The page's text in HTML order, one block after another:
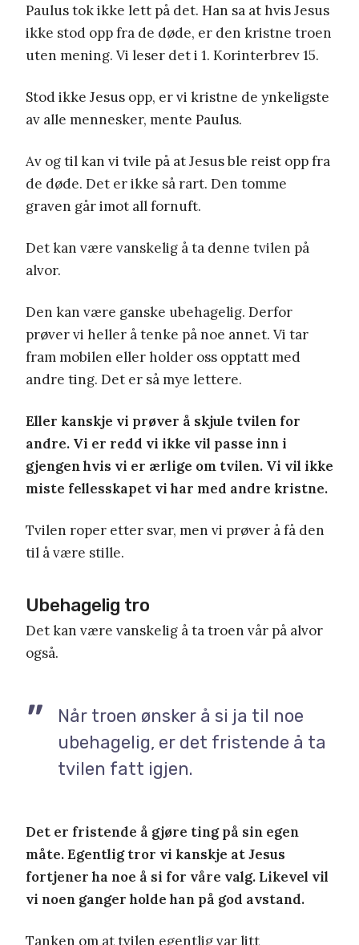
Paulus tok ikke lett på det. Han sa at hvis Jesus
ikke stod opp fra de døde, er den kristne troen
uten mening. Vi leser det i 1. Korinterbrev 15.
Stod ikke Jesus opp, er vi kristne de ynkeligste
av alle mennesker, mente Paulus.
Av og til kan vi tvile på at Jesus ble reist opp fra
de døde. Det er ikke så rart. Den tomme
graven går imot all fornuft.
Det kan være vanskelig å ta denne tvilen på
alvor.
Den kan være ganske ubehagelig. Derfor
prøver vi heller å tenke på noe annet. Vi tar
fram mobilen eller holder oss opptatt med
andre ting. Det er så mye lettere.
Eller kanskje vi prøver å skjule tvilen for
andre. Vi er redd vi ikke vil passe inn i
gjengen hvis vi er ærlige om tvilen. Vi vil ikke
miste fellesskapet vi har med andre kristne.
Tvilen roper etter svar, men vi prøver å få den
til å være stille.
Ubehagelig tro
Det kan være vanskelig å ta troen vår på alvor
også.
Når troen ønsker å si ja til noe
ubehagelig, er det fristende å ta
tvilen fatt igjen.
Det er fristende å gjøre ting på sin egen
måte. Egentlig tror vi kanskje at Jesus
fortjener ha noe å si for våre valg. Likevel vil
vi noen ganger holde han på god avstand.
Tanken om at tvilen egentlig var litt